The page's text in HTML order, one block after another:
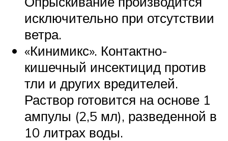
исключительно при отсутствии
ветра.
«Кинимикс». Контактно-
кишечный инсектицид против
тли и других вредителей.
Раствор готовится на основе 1
ампулы (2,5 мл), разведенной в
10 литрах воды.